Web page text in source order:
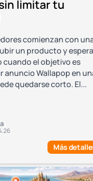
limitar tu
comienzan con
un producto y
cuando el objetivo es
anuncio Wallapop en
quedarse corto. El...
Más